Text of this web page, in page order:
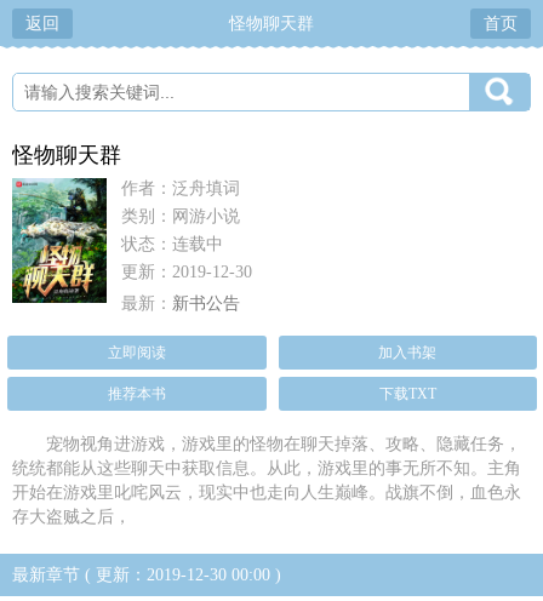
返回 怪物聊天群 首页
怪物聊天群
作者：泛舟填词
类别：网游小说
状态：连载中
更新：2019-12-30
最新： 新书公告
立即阅读 加入书架
推荐本书 下载TXT
宠物视角进游戏，游戏里的怪物在聊天掉落、攻略、隐藏任务，
统统都能从这些聊天中获取信息。从此，游戏里的事无所不知。主角
开始在游戏里叱咤风云，现实中也走向人生巅峰。战旗不倒，血色永
存大盗贼之后，
最新章节 ( 更新：2019-12-30 00:00 )